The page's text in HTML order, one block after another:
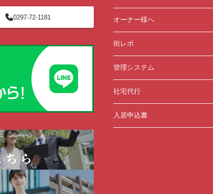
0297-72-1181 オーナー様へ
街レポ
管理システム
社宅代行
入居申込書